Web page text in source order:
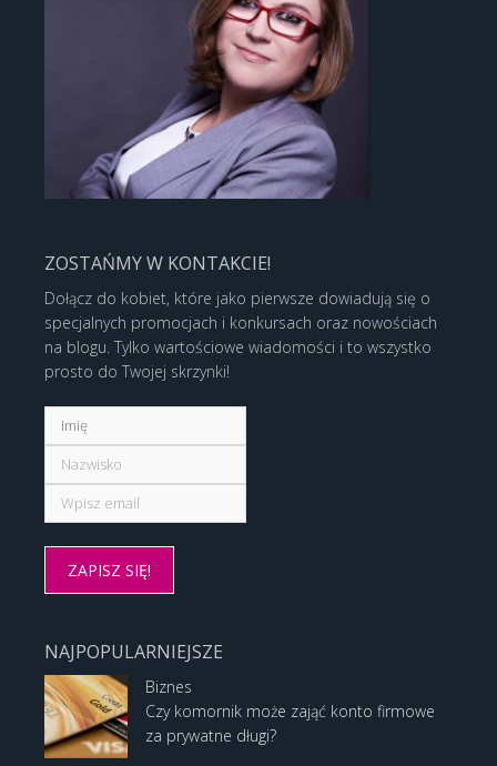
ZOSTAŃMY W KONTAKCIE!
Dołącz do kobiet, które jako pierwsze dowiadują się o
specjalnych promocjach i konkursach oraz nowościach
na blogu. Tylko wartościowe wiadomości i to wszystko
prosto do Twojej skrzynki!
NAJPOPULARNIEJSZE
Biznes
Czy komornik może zająć konto firmowe
za prywatne długi?